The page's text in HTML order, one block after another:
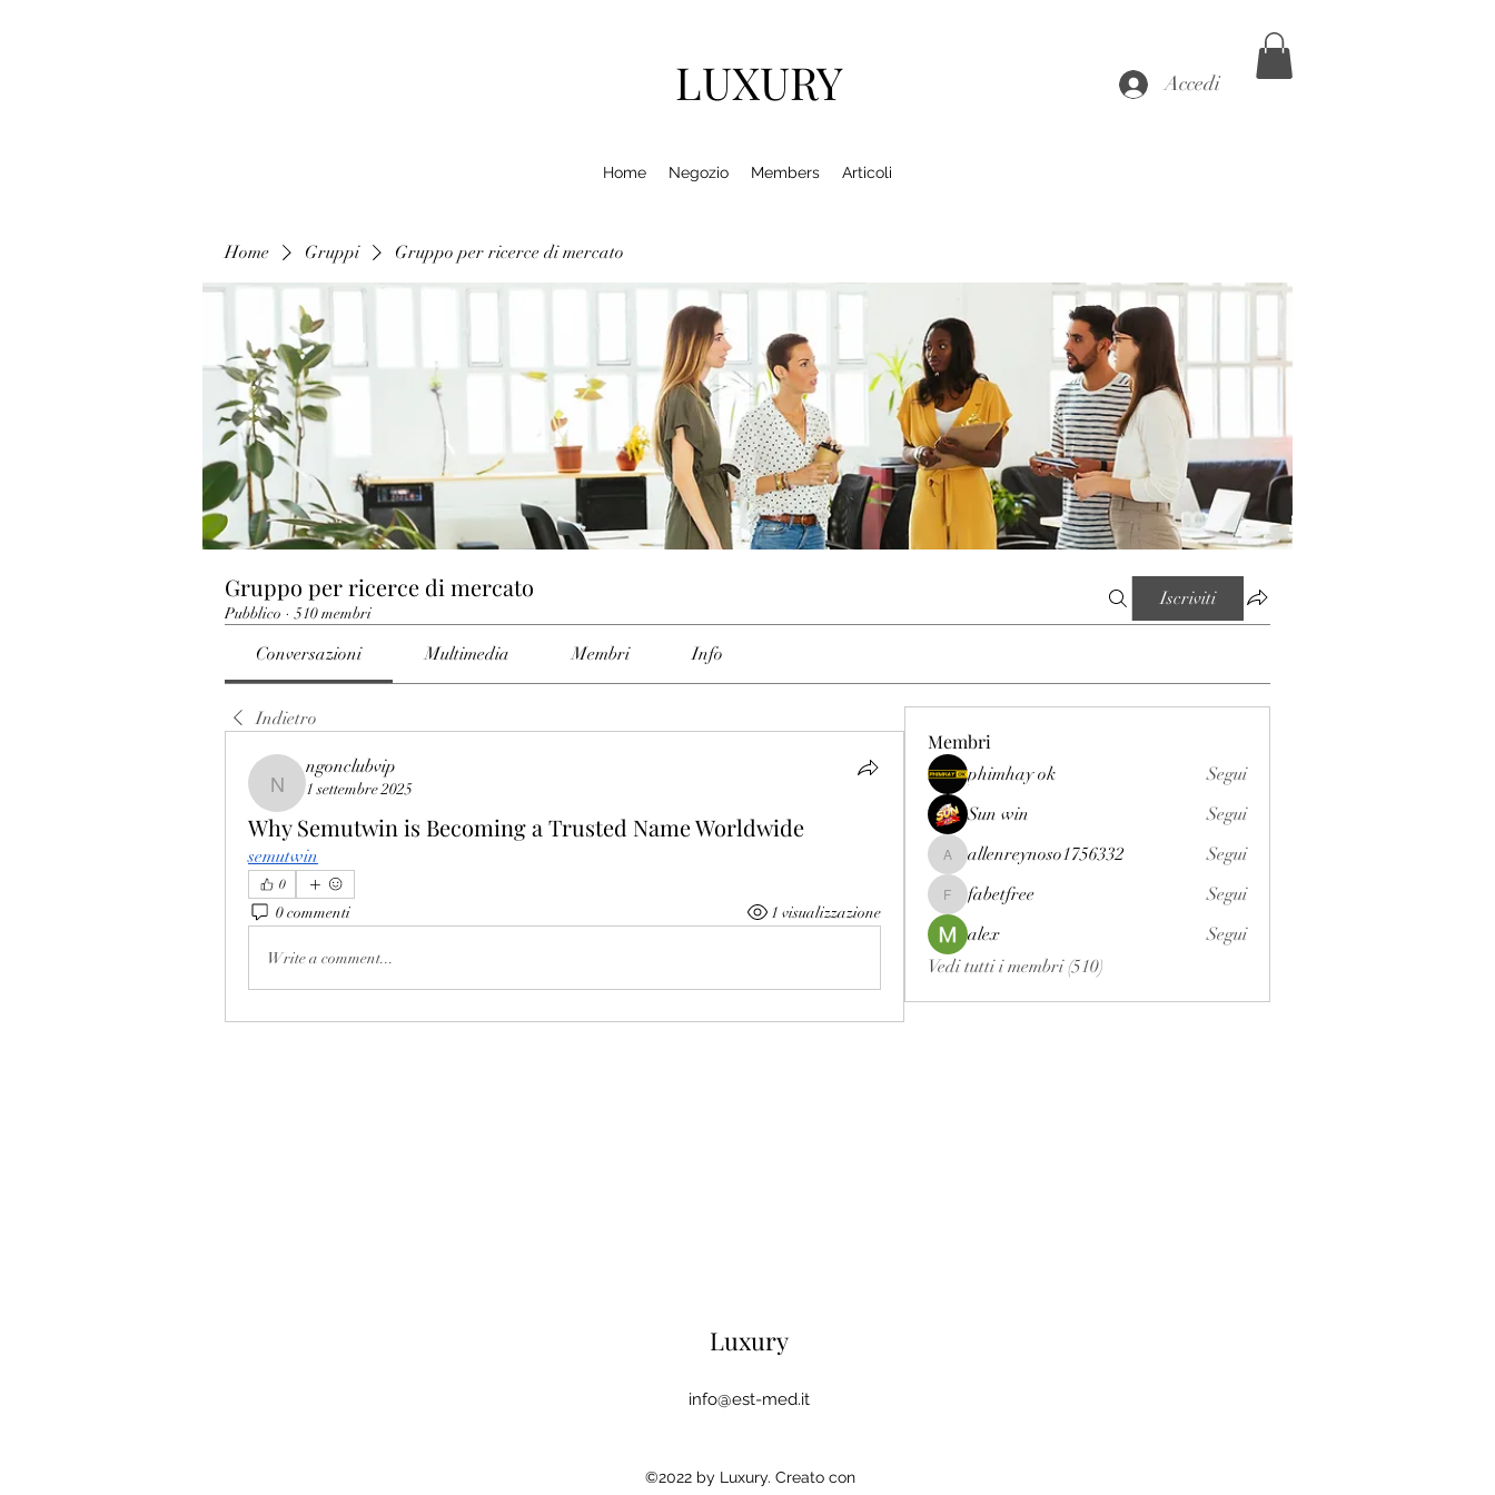
LUXURY Accedi
Home Negozio Members Articoli
Home Gruppi Gruppo per ricerce di mercato
Gruppo per ricerce di mercato
Pubblico · 510 membri
Iscriviti
Conversazioni Multimedia Membri Info
Indietro
ngonclubvip
ngonclubvip
1 settembre 2025
Why Semutwin is Becoming a Trusted Name Worldwide
semutwin
0
0 commenti 1 visualizzazione
Write a comment...
Membri
phimhay ok
Segui
Sun win
Segui
allenreynoso1756332
allenreynoso1756332 Segui
fabetfree
fabetfree
Segui
alex
Segui
Vedi tutti i membri (510)
Luxury
info@est-med.it
©2022 by Luxury. Creato con